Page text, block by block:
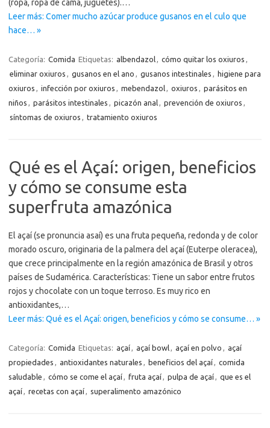
(ropa, ropa de cama, juguetes).…
Leer más: Comer mucho azúcar produce gusanos en el culo que
hace… »
Categoría: Comida Etiquetas: albendazol, cómo quitar los oxiuros ,
eliminar oxiuros , gusanos en el ano , gusanos intestinales , higiene para
oxiuros , infección por oxiuros , mebendazol, oxiuros , parásitos en
niños , parásitos intestinales , picazón anal, prevención de oxiuros ,
síntomas de oxiuros , tratamiento oxiuros
Qué es el Açaí: origen, beneficios
y cómo se consume esta
superfruta amazónica
El açaí (se pronuncia asaí) es una fruta pequeña, redonda y de color
morado oscuro, originaria de la palmera del açaí (Euterpe oleracea),
que crece principalmente en la región amazónica de Brasil y otros
países de Sudamérica. Características: Tiene un sabor entre frutos
rojos y chocolate con un toque terroso. Es muy rico en
antioxidantes,…
Leer más: Qué es el Açaí: origen, beneficios y cómo se consume… »
Categoría: Comida Etiquetas: açaí, açaí bowl, açaí en polvo , açaí
propiedades , antioxidantes naturales , beneficios del açaí, comida
saludable , cómo se come el açaí, fruta açaí, pulpa de açaí, que es el
açaí, recetas con açaí, superalimento amazónico